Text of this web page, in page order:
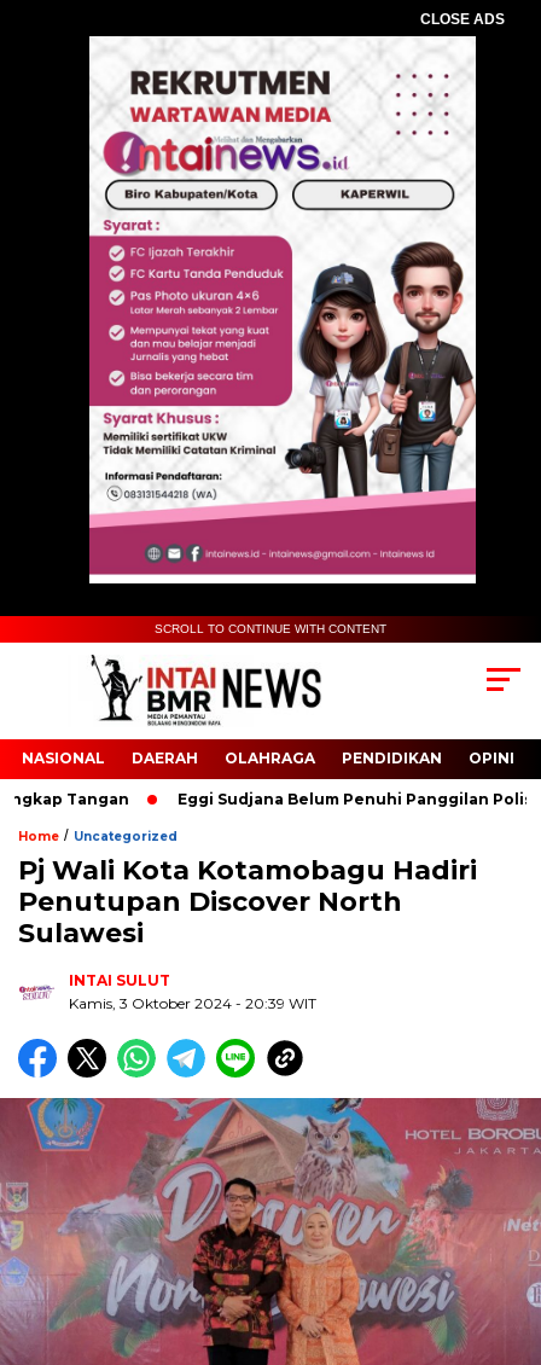
CLOSE ADS
SCROLL TO CONTINUE WITH CONTENT
NASIONAL DAERAH OLAHRAGA PENDIDIKAN OPINI
Tangan Eggi Sudjana Belum Penuhi Panggilan Polisi
Home / Uncategorized
Pj Wali Kota Kotamobagu Hadiri
Penutupan Discover North
Sulawesi
INTAI SULUT
Kamis, 3 Oktober 2024 - 20:39 WIT
Biru Kuning Geometris Modern Rekrutmen Staf
Kantor Poster Horizontal